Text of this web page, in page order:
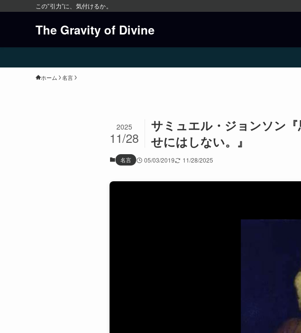
この”引力”に、気付けるか。
The Gravity of Divine
ホーム 名言
サミュエル・ジョンソン
せにはしない。』
2025
11/28
名言 05/03/2019 11/28/2025